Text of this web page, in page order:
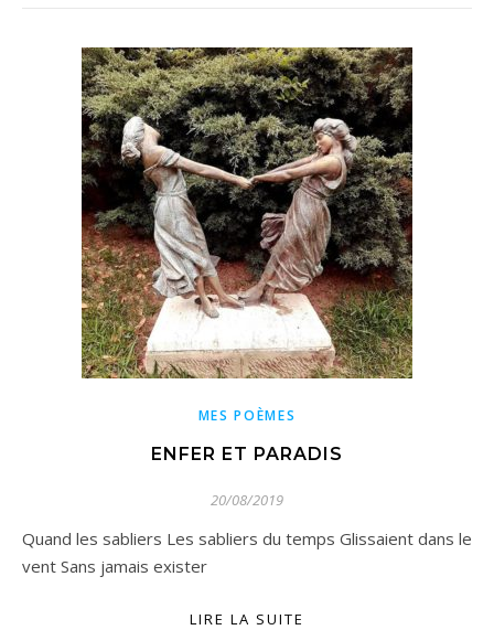
MES POÈMES
ENFER ET PARADIS
20/08/2019
Quand les sabliers Les sabliers du temps Glissaient dans le
vent Sans jamais exister
LIRE LA SUITE